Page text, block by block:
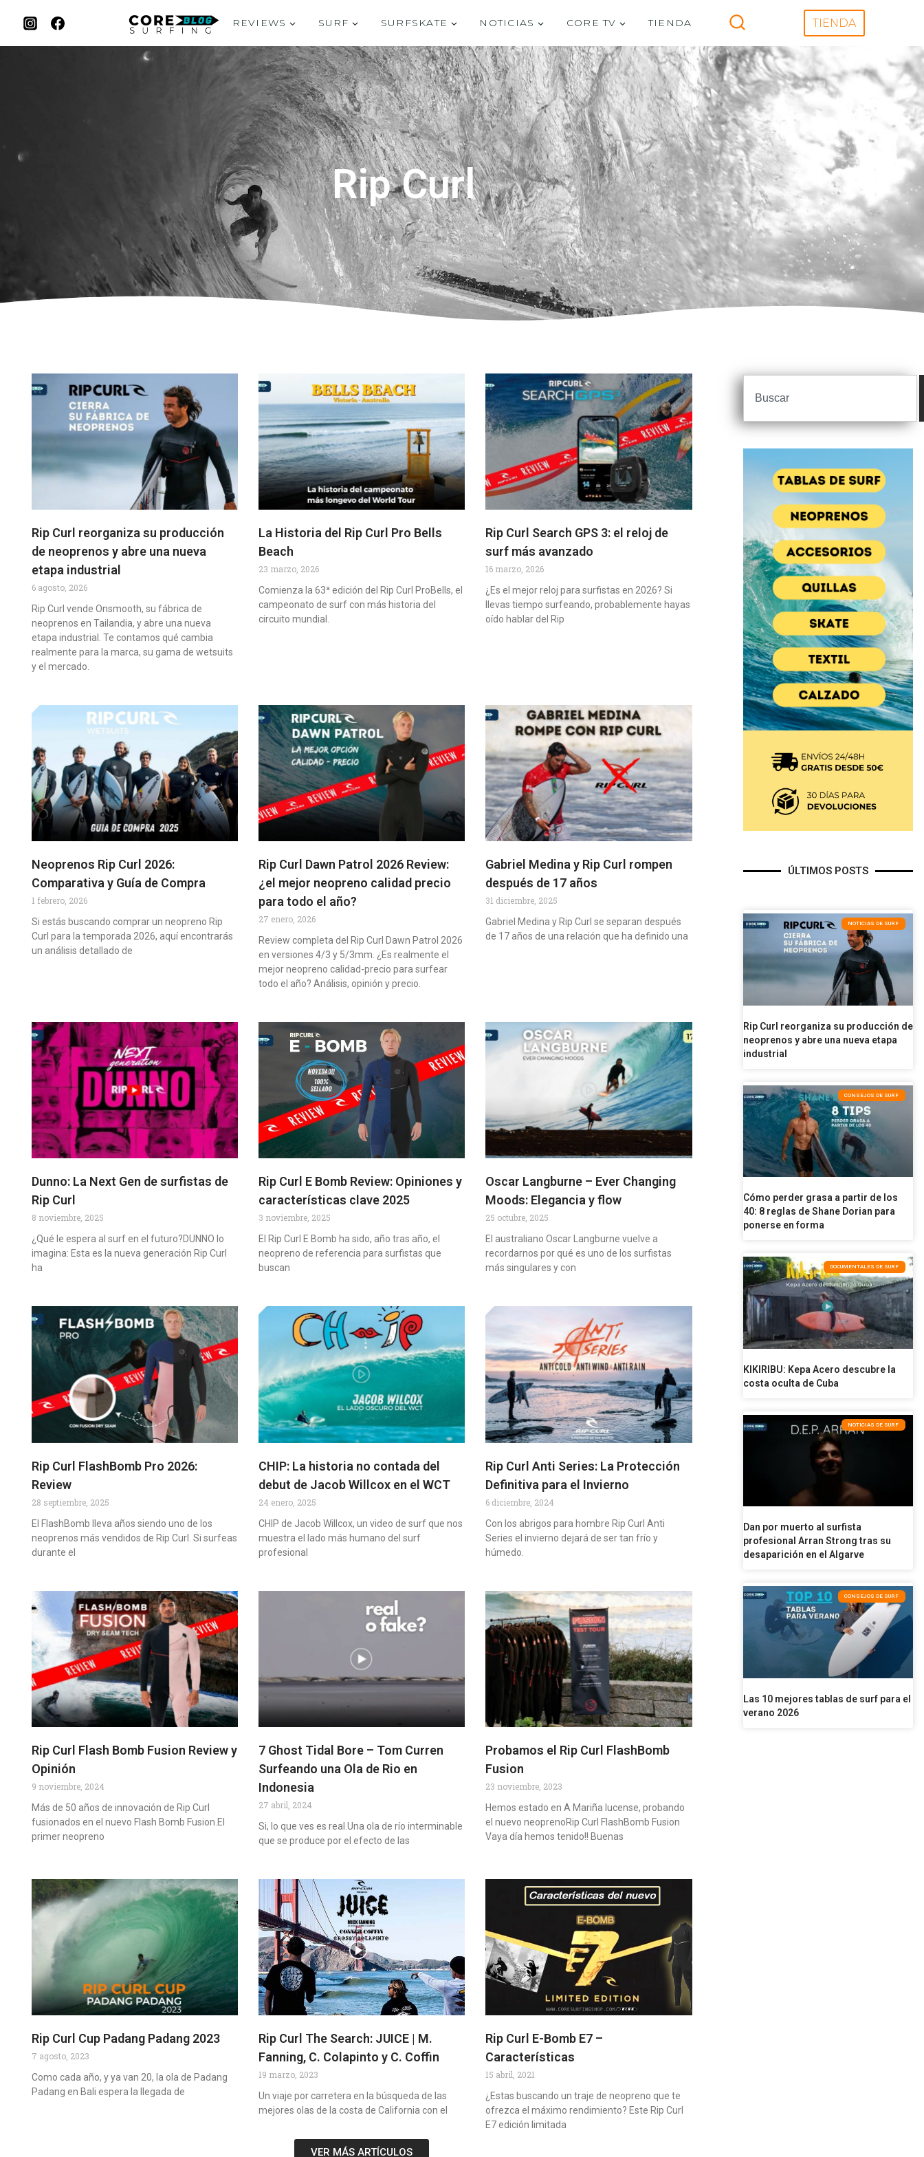
REVIEWS SURF SURFSKATE NOTICIAS CORE TV TIENDA TIENDA
Rip Curl
Rip Curl reorganiza su producción
de neoprenos y abre una nueva
etapa industrial
6 agosto, 2026
Rip Curl vende Onsmooth, su fábrica de
neoprenos en Tailandia, y abre una nueva
etapa industrial. Te contamos qué cambia
realmente para la marca, su gama de wetsuits
y el mercado.
La Historia del Rip Curl Pro Bells
Beach
23 marzo, 2026
Comienza la 63ª edición del Rip Curl ProBells, el
campeonato de surf con más historia del
circuito mundial.
Rip Curl Search GPS 3: el reloj de
surf más avanzado
16 marzo, 2026
¿Es el mejor reloj para surfistas en 2026? Si
llevas tiempo surfeando, probablemente hayas
oído hablar del Rip
Neoprenos Rip Curl 2026:
Comparativa y Guía de Compra
1 febrero, 2026
Si estás buscando comprar un neopreno Rip
Curl para la temporada 2026, aquí encontrarás
un análisis detallado de
Rip Curl Dawn Patrol 2026 Review:
¿el mejor neopreno calidad precio
para todo el año?
27 enero, 2026
Review completa del Rip Curl Dawn Patrol 2026
en versiones 4/3 y 5/3mm. ¿Es realmente el
mejor neopreno calidad-precio para surfear
todo el año? Análisis, opinión y precio.
Gabriel Medina y Rip Curl rompen
después de 17 años
31 diciembre, 2025
Gabriel Medina y Rip Curl se separan después
de 17 años de una relación que ha definido una
Dunno: La Next Gen de surfistas de
Rip Curl
8 noviembre, 2025
¿Qué le espera al surf en el futuro?DUNNO lo
imagina: Esta es la nueva generación Rip Curl
ha
Rip Curl E Bomb Review: Opiniones y
características clave 2025
3 noviembre, 2025
El Rip Curl E Bomb ha sido, año tras año, el
neopreno de referencia para surfistas que
buscan
Oscar Langburne – Ever Changing
Moods: Elegancia y flow
25 octubre, 2025
El australiano Oscar Langburne vuelve a
recordarnos por qué es uno de los surfistas
más singulares y con
Rip Curl FlashBomb Pro 2026:
Review
28 septiembre, 2025
El FlashBomb lleva años siendo uno de los
neoprenos más vendidos de Rip Curl. Si surfeas
durante el
CHIP: La historia no contada del
debut de Jacob Willcox en el WCT
24 enero, 2025
CHIP de Jacob Willcox, un video de surf que nos
muestra el lado más humano del surf
profesional
Rip Curl Anti Series: La Protección
Definitiva para el Invierno
6 diciembre, 2024
Con los abrigos para hombre Rip Curl Anti
Series el invierno dejará de ser tan frío y
húmedo.
Rip Curl Flash Bomb Fusion Review y
Opinión
9 noviembre, 2024
Más de 50 años de innovación de Rip Curl
fusionados en el nuevo Flash Bomb Fusion.El
primer neopreno
7 Ghost Tidal Bore – Tom Curren
Surfeando una Ola de Rio en
Indonesia
27 abril, 2024
Si, lo que ves es real.Una ola de río interminable
que se produce por el efecto de las
Probamos el Rip Curl FlashBomb
Fusion
23 noviembre, 2023
Hemos estado en A Mariña lucense, probando
el nuevo neoprenoRip Curl FlashBomb Fusion
Vaya día hemos tenido!! Buenas
Rip Curl Cup Padang Padang 2023
7 agosto, 2023
Como cada año, y ya van 20, la ola de Padang
Padang en Bali espera la llegada de
Rip Curl The Search: JUICE | M.
Fanning, C. Colapinto y C. Coffin
19 marzo, 2023
Un viaje por carretera en la búsqueda de las
mejores olas de la costa de California con el
Rip Curl E-Bomb E7 –
Características
15 abril, 2021
¿Estas buscando un traje de neopreno que te
ofrezca el máximo rendimiento? Este Rip Curl
E7 edición limitada
VER MÁS ARTÍCULOS
ÚLTIMOS POSTS
NOTICIAS DE SURF
Rip Curl reorganiza su producción de
neoprenos y abre una nueva etapa
industrial
CONSEJOS DE SURF
Cómo perder grasa a partir de los
40: 8 reglas de Shane Dorian para
ponerse en forma
DOCUMENTALES DE SURF
KIKIRIBU: Kepa Acero descubre la
costa oculta de Cuba
NOTICIAS DE SURF
Dan por muerto al surfista
profesional Arran Strong tras su
desaparición en el Algarve
CONSEJOS DE SURF
Las 10 mejores tablas de surf para el
verano 2026